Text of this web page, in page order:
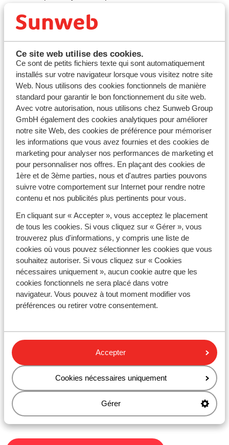
Ce site web utilise des cookies.
Ce sont de petits fichiers texte qui sont automatiquement
installés sur votre navigateur lorsque vous visitez notre site
Web. Nous utilisons des cookies fonctionnels de manière
standard pour garantir le bon fonctionnement du site web.
Avec votre autorisation, nous utilisons chez Sunweb Group
GmbH également des cookies analytiques pour améliorer
notre site Web, des cookies de préférence pour mémoriser
les informations que vous avez fournies et des cookies de
marketing pour analyser nos performances de marketing et
pour personnaliser nos offres. En plaçant des cookies de
1ère et de 3ème parties, nous et d'autres parties pouvons
suivre votre comportement sur Internet pour rendre notre
contenu et nos publicités plus pertinents pour vous.
En cliquant sur « Accepter », vous acceptez le placement
de tous les cookies. Si vous cliquez sur « Gérer », vous
trouverez plus d'informations, y compris une liste de
cookies où vous pouvez sélectionner les cookies que vous
souhaitez autoriser. Si vous cliquez sur « Cookies
nécessaires uniquement », aucun cookie autre que les
cookies fonctionnels ne sera placé dans votre
navigateur. Vous pouvez à tout moment modifier vos
préférences ou retirer votre consentement.
Accepter
Cookies nécessaires uniquement
Gérer
agréables. La chaleur en Espagne dépend à la fois de la
saison et de votre destination. C’est un pays vaste,
bordé de magnifiques côtes et composé de superbes
îles, chacune avec son propre climat et ses
particularités. Autrement dit, vous trouverez presque
toujours du soleil et une température plaisante à tout
moment de l’année en Espagne.
La météo des îles Canaries : idéal pour
l’automne ou l’hiver
Vous cherchez à fuir la grisaille et à retrouver un peu de
chaleur quand l’automne ou l’hiver s’installent en
France ? Les îles Canaries sont alors une destination
idéale, notamment pour un voyage en décembreou en
janvier . Le climat en Espagne en septembre et octobre
varie selon la région, mais en automne et en hiver, les
Canaries offrent un cadre parfait pour des vacances
ensoleillées. En automne, les températures peuvent
grimper jusqu’à 26 °C, et même en février, on peut
encore profiter d’un climat doux autour de 20 °C. Les
îles Canaries sont donc une excellente option pour
échapper au froid et profiter d’un climat printanier en
plein hiver.
La météo en Espagne au printemps
Le printemps en Espagne, notamment en mars et avril,
températures douces — parfaites pour des vacances
reposantes sous le soleil du sud. Dès le mois de mars,
on peut s’attendre à environ 20 °C, notamment si l’on
voyage vers des destinations commeGran Canariaou
Tenerife
. En mai, les températures augmentent
sensiblement, atteignant en moyenne 24 à 25 °C. Si
vous souhaitez anticiper l’été et profiter des beaux
jours avant la haute saison, un séjour en Espagne au